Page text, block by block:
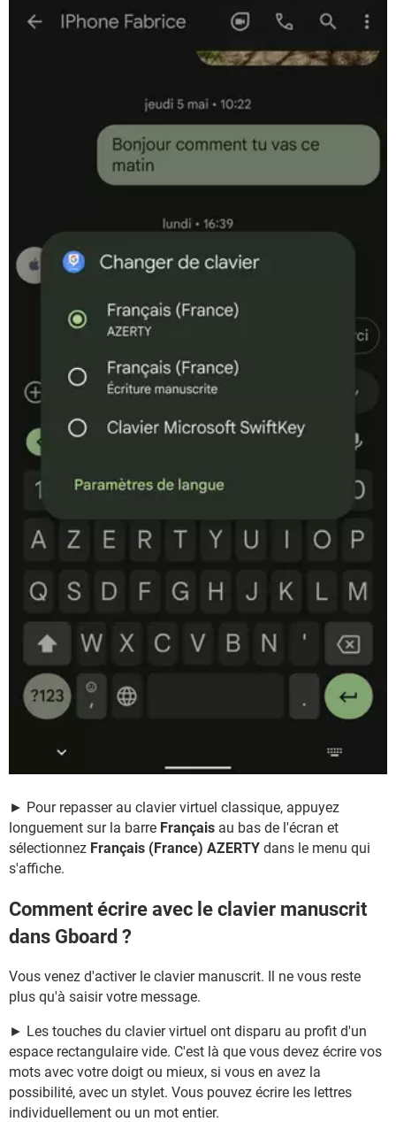
► Pour repasser au clavier virtuel classique, appuyez
longuement sur la barre Français au bas de l'écran et
sélectionnez Français (France) AZERTY dans le menu qui
s'affiche.
Comment écrire avec le clavier manuscrit
dans Gboard ?
Vous venez d'activer le clavier manuscrit. Il ne vous reste
plus qu'à saisir votre message.
► Les touches du clavier virtuel ont disparu au profit d'un
espace rectangulaire vide. C'est là que vous devez écrire vos
mots avec votre doigt ou mieux, si vous en avez la
possibilité, avec un stylet. Vous pouvez écrire les lettres
individuellement ou un mot entier.